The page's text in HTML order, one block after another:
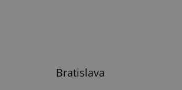
Bratislava